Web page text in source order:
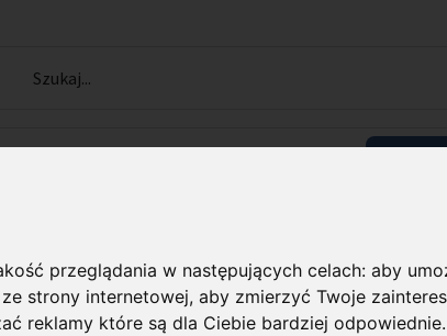
przeglądania w następujących celach:aby
strony internetowej,aby zmierzyć Twoje
reklamy które są dla Ciebie bardziej odpowiednie.
Szukaj...